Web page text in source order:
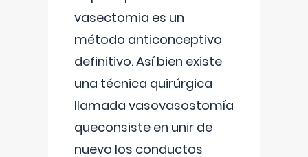
vasectomia es un
método anticonceptivo
definitivo. Así bien existe
una técnica quirúrgica
llamada vasovasostomía
queconsiste en unir de
nuevo los conductos